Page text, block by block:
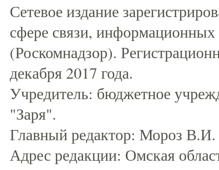
Сетевое издание
сфере связи,
(Роскомнадзор).
декабря 2017 года.
Учредитель: бюджетное
"Заря".
Главный редактор: Мороз В.И.
Адрес редакции: Омская